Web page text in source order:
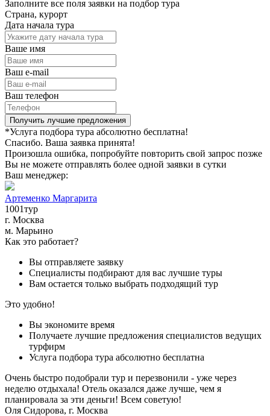
Заполните все поля заявки на подбор тура
Страна, курорт
Дата начала тура
Ваше имя
Ваш e-mail
Ваш телефон
Получить лучшие предложения
*Услуга подбора тура абсолютно бесплатна!
Спасибо. Ваша заявка принята!
Произошла ошибка, попробуйте повторить свой запрос позже
Вы не можете отправлять более одной заявки в сутки
Ваш менеджер:
Артеменко Маргарита
1001тур
г. Москва
м. Марьино
Как это работает?
Вы отправляете заявку
Специалисты подбирают для вас лучшие туры
Вам остается только выбрать подходящий тур
Это удобно!
Вы экономите время
Получаете лучшие предложения специалистов ведущих
турфирм
Услуга подбора тура абсолютно бесплатна
Очень быстро подобрали тур и перезвонили - уже через
неделю отдыхала! Отель оказался даже лучше, чем я
планировала за эти деньги! Всем советую!
Оля Cидорова, г. Москва